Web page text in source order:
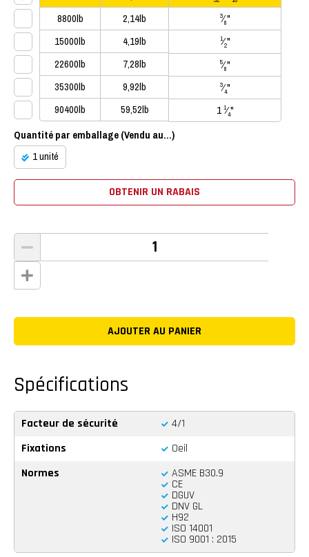
8800lb
15000lb
22600lb
35300lb
90400lb
2,14lb
4,19lb
7,28lb
9,92lb
59,52lb
3⁄8"
1⁄2"
5⁄8"
3⁄4"
11⁄4"
Quantité par emballage (Vendu au...)
1 unité
OBTENIR UN RABAIS
Spécifications
Facteur de sécurité
4/1
Fixations
Oeil
Normes
ASME B30.9
CE
DGUV
DNV GL
H92
ISO 14001
ISO 9001 : 2015